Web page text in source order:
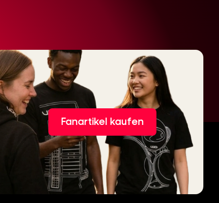
Fanartikel kaufen